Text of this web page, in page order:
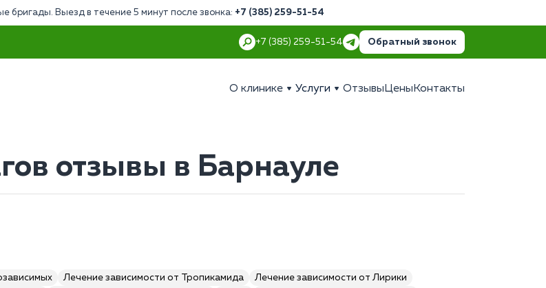
бригады. Выезд в течение 5 минут после звонка: +7 (385) 259-51-54
+7 (385) 259-51-54 Обратный звонок
О клинике Услуги Отзывы Цены Контакты
отзывы в Барнауле
Лечение зависимости от Тропикамида
Лечение зависимости от Лирики